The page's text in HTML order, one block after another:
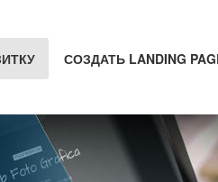
СОЗДАТЬ LANDING